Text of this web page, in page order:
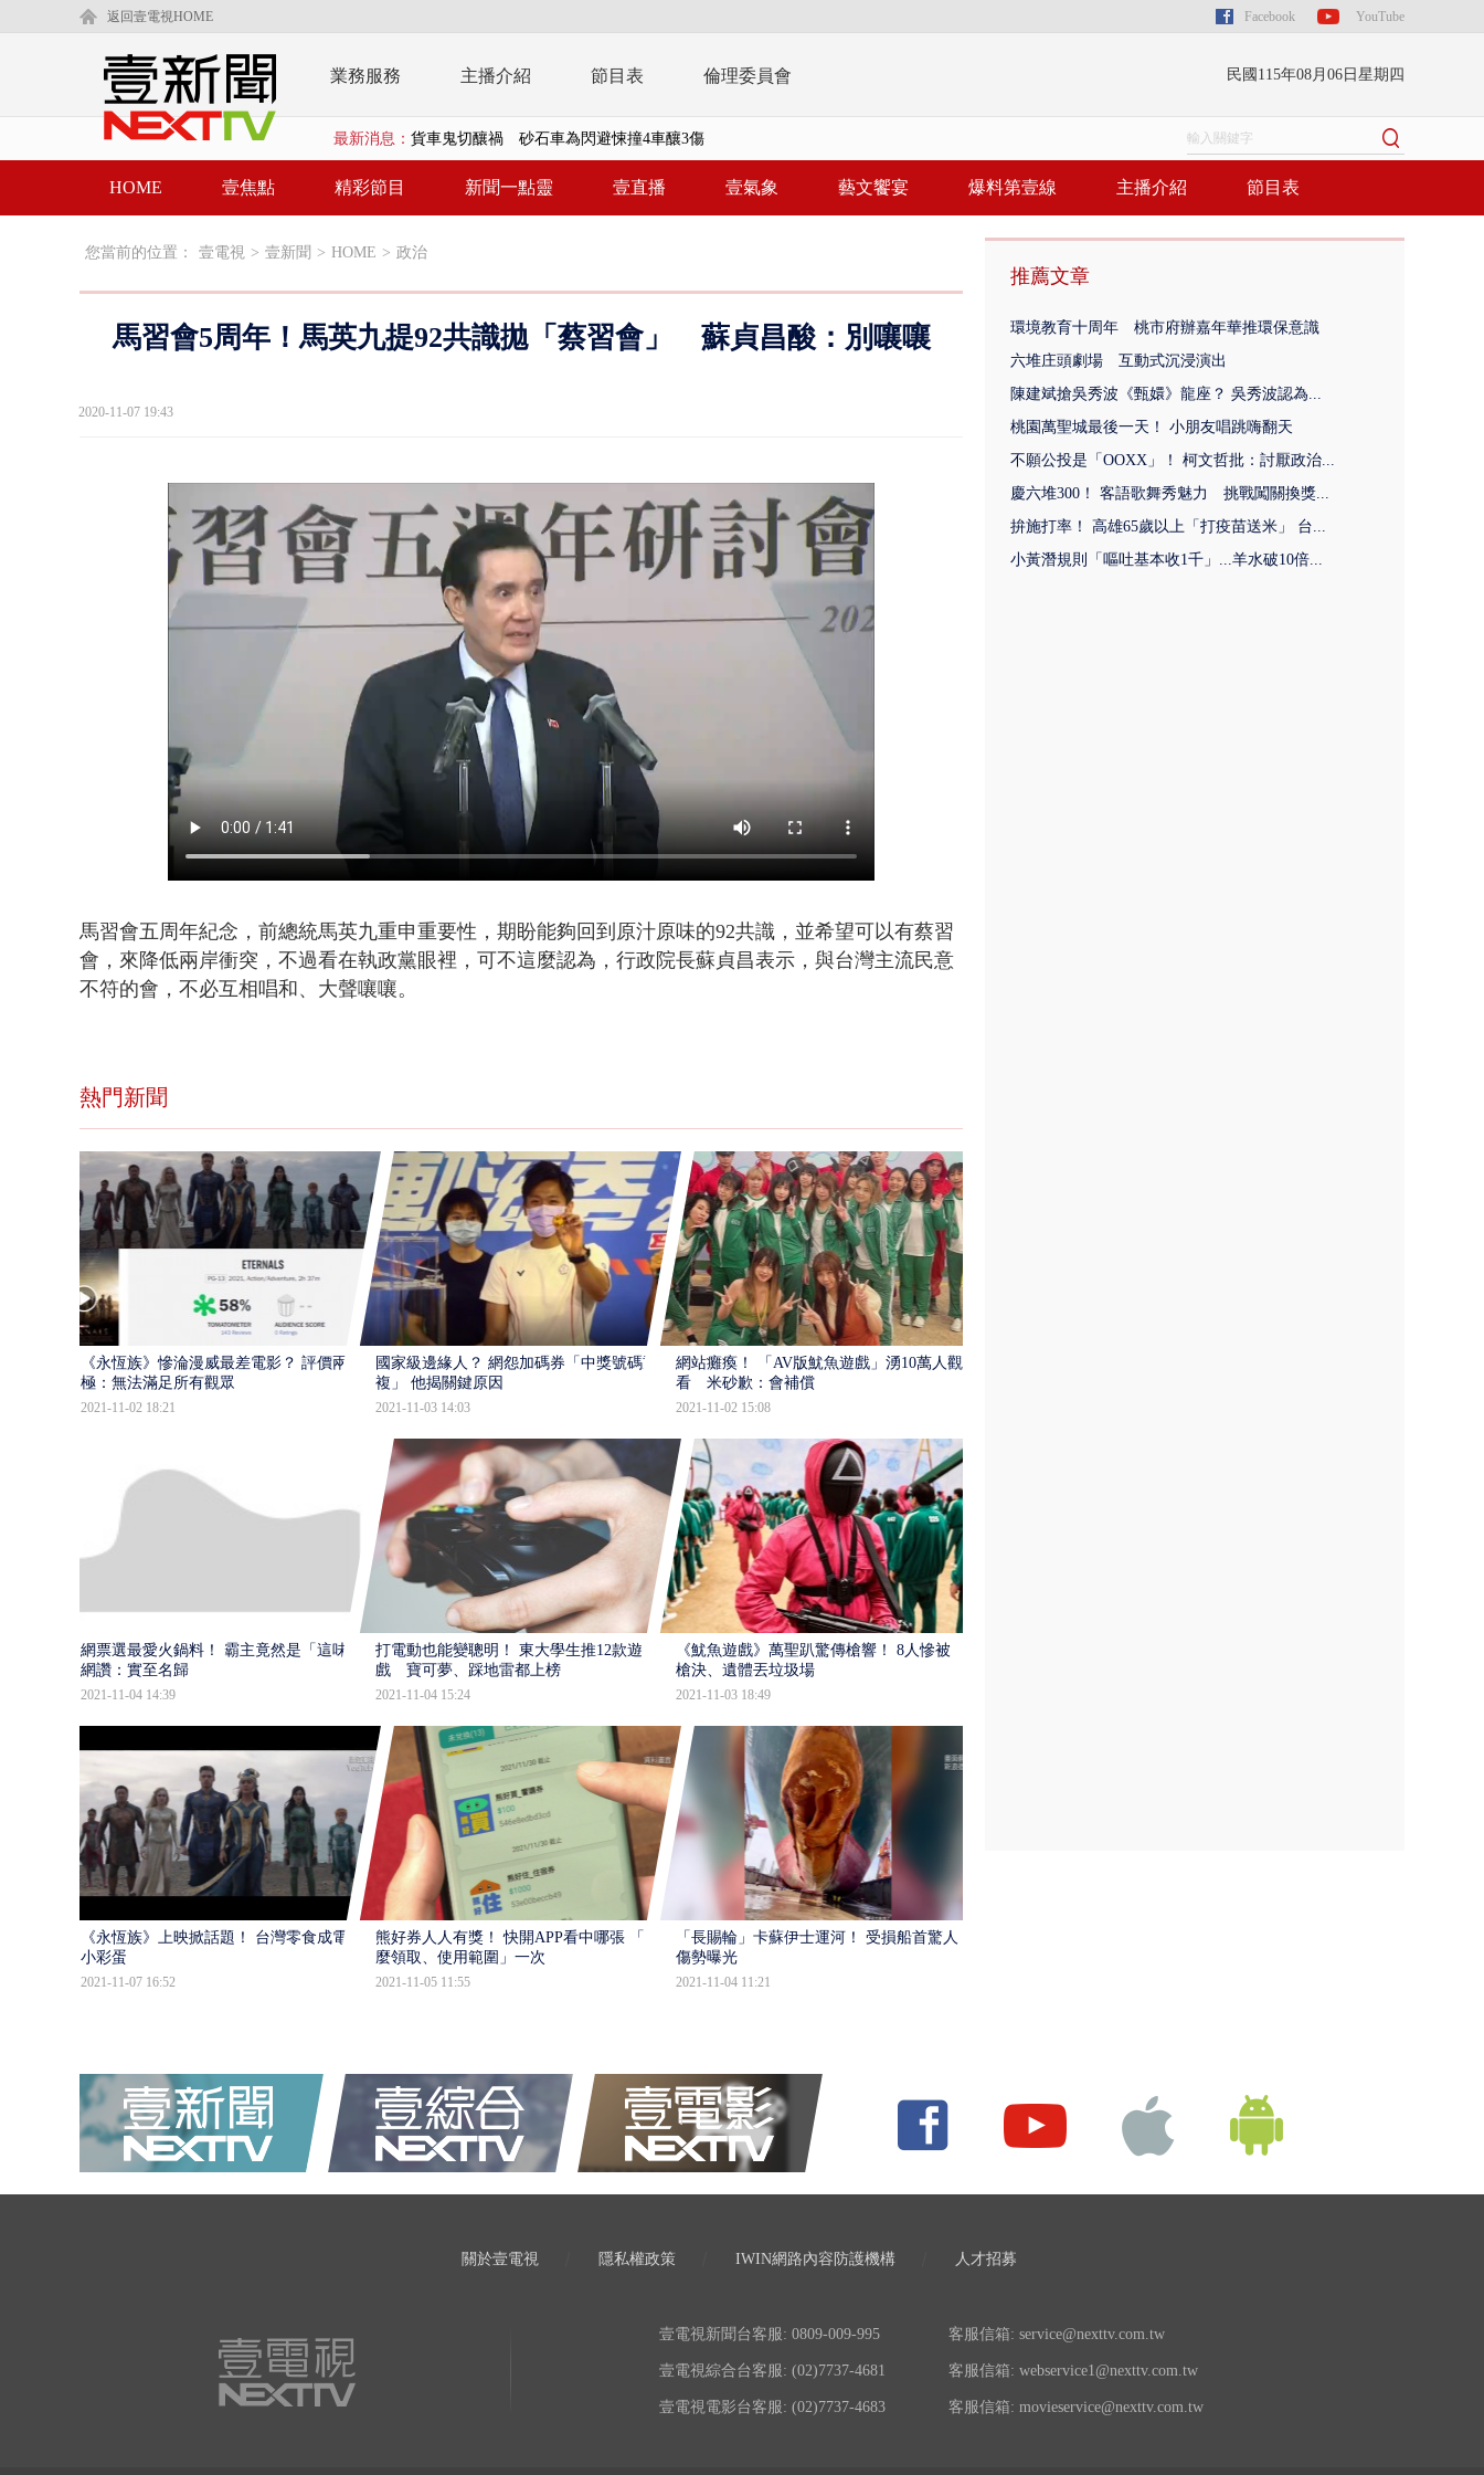
返回壹電視HOME Facebook YouTube
業務服務 主播介紹 節目表 倫理委員會 民國115年08月06日星期四
最新消息：
翁曉玲又拋刪凍預算 韓國瑜勸她思考「今年...
父親節泡湯？ 白海豚逼近「明恐海警」北台...
EZ WAY個資爭議 連戰媳婦轟財政部不負責任
暗網買5000萬筆個資！ 網軍洩密中共遭起訴...
HOME 壹焦點 精彩節目 新聞一點靈 壹直播 壹氣象 藝文饗宴 爆料第壹線 主播介紹 節目表
您當前的位置： 壹電視 > 壹新聞 > HOME > 政治
馬習會5周年！馬英九提92共識拋「蔡習會」 蘇貞昌酸：別嚷嚷
2020-11-07 19:43
馬習會五周年紀念，前總統馬英九重申重要性，期盼能夠回到原汁原味的92共識，並希望可以有蔡習
會，來降低兩岸衝突，不過看在執政黨眼裡，可不這麼認為，行政院長蘇貞昌表示，與台灣主流民意
不符的會，不必互相唱和、大聲嚷嚷。
熱門新聞
​《永恆族》慘淪漫威最差電影？ 評價兩
極：無法滿足所有觀眾
2021-11-02 18:21
國家級邊緣人？ 網怨加碼券「中獎號碼重
複」 他揭關鍵原因
2021-11-03 14:03
網站癱瘓！ 「AV版魷魚遊戲」湧10萬人觀
看 米砂歉：會補償
2021-11-02 15:08
網票選最愛火鍋料！ 霸主竟然是「這味」
網讚：實至名歸
2021-11-04 14:39
打電動也能變聰明！ 東大學生推12款遊
戲 寶可夢、踩地雷都上榜
2021-11-04 15:24
《魷魚遊戲》萬聖趴驚傳槍響！ 8人慘被
槍決、遺體丟垃圾場
2021-11-03 18:49
《永恆族》上映掀話題！ 台灣零食成電影
小彩蛋
2021-11-07 16:52
熊好券人人有獎！ 快開APP看中哪張 「怎
麼領取、使用範圍」一次
2021-11-05 11:55
「長賜輪」卡蘇伊士運河！ 受損船首驚人
傷勢曝光
2021-11-04 11:21
推薦文章
環境教育十周年 桃市府辦嘉年華推環保意識
六堆庄頭劇場 互動式沉浸演出
陳建斌搶吳秀波《甄嬛》龍座？ 吳秀波認為...
桃園萬聖城最後一天！ 小朋友唱跳嗨翻天
不願公投是「OOXX」！ 柯文哲批：討厭政治...
慶六堆300！ 客語歌舞秀魅力 挑戰闖關換獎...
拚施打率！ 高雄65歲以上「打疫苗送米」 台...
小黃潛規則「嘔吐基本收1千」...羊水破10倍...
關於壹電視 隱私權政策 IWIN網路內容防護機構 人才招募
壹電視新聞台客服: 0809-009-995 客服信箱: service@nexttv.com.tw
壹電視綜合台客服: (02)7737-4681 客服信箱: webservice1@nexttv.com.tw
壹電視電影台客服: (02)7737-4683 客服信箱: movieservice@nexttv.com.tw